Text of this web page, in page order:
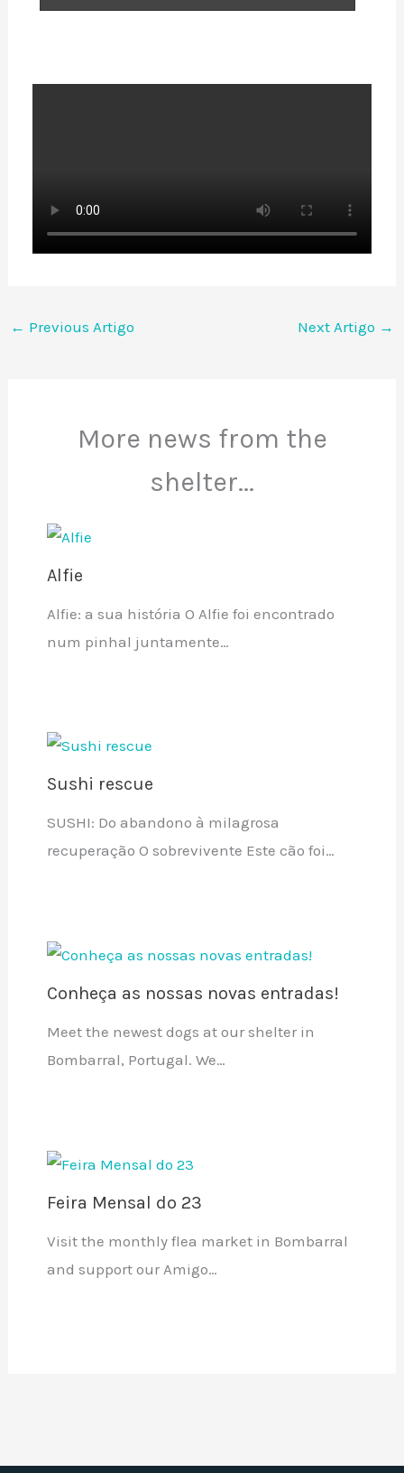
← Previous Artigo Next Artigo →
More news from the
shelter...
Alfie
Alfie: a sua história O Alfie foi encontrado
num pinhal juntamente…
Sushi rescue
SUSHI: Do abandono à milagrosa
recuperação O sobrevivente Este cão foi…
Conheça as nossas novas entradas!
Meet the newest dogs at our shelter in
Bombarral, Portugal. We…
Feira Mensal do 23
Visit the monthly flea market in Bombarral
and support our Amigo…